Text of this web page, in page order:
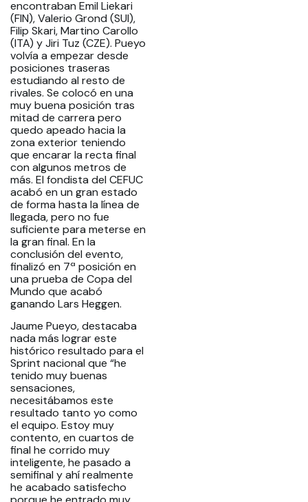
encontraban Emil Liekari
(FIN), Valerio Grond (SUI),
Filip Skari, Martino Carollo
(ITA) y Jiri Tuz (CZE). Pueyo
volvía a empezar desde
posiciones traseras
estudiando al resto de
rivales. Se colocó en una
muy buena posición tras
mitad de carrera pero
quedo apeado hacia la
zona exterior teniendo
que encarar la recta final
con algunos metros de
más. El fondista del CEFUC
acabó en un gran estado
de forma hasta la línea de
llegada, pero no fue
suficiente para meterse en
la gran final. En la
conclusión del evento,
finalizó en 7ª posición en
una prueba de Copa del
Mundo que acabó
ganando Lars Heggen.
Jaume Pueyo, destacaba
nada más lograr este
histórico resultado para el
Sprint nacional que “he
tenido muy buenas
sensaciones,
necesitábamos este
resultado tanto yo como
el equipo. Estoy muy
contento, en cuartos de
final he corrido muy
inteligente, he pasado a
semifinal y ahí realmente
he acabado satisfecho